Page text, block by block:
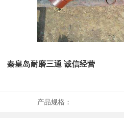
秦皇岛耐磨三通 诚信经营
产品规格：